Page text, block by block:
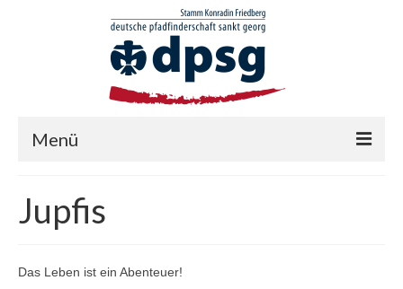
Menü
AKTIONEN
Jupfis
Das Leben ist ein Abenteuer!